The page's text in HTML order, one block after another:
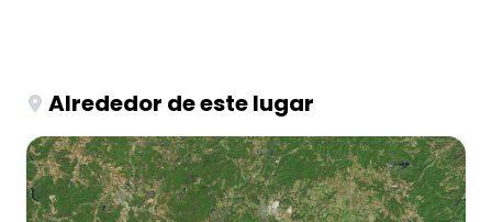
Alrededor de este lugar